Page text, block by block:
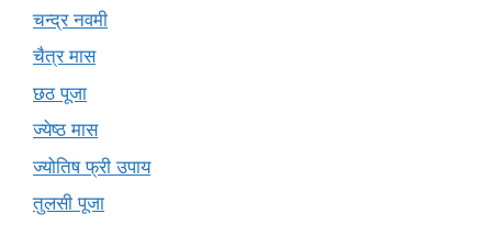
चन्द्र नवमी
चैत्र मास
छठ पूजा
ज्येष्ठ मास
ज्योतिष फ्री उपाय
तुलसी पूजा